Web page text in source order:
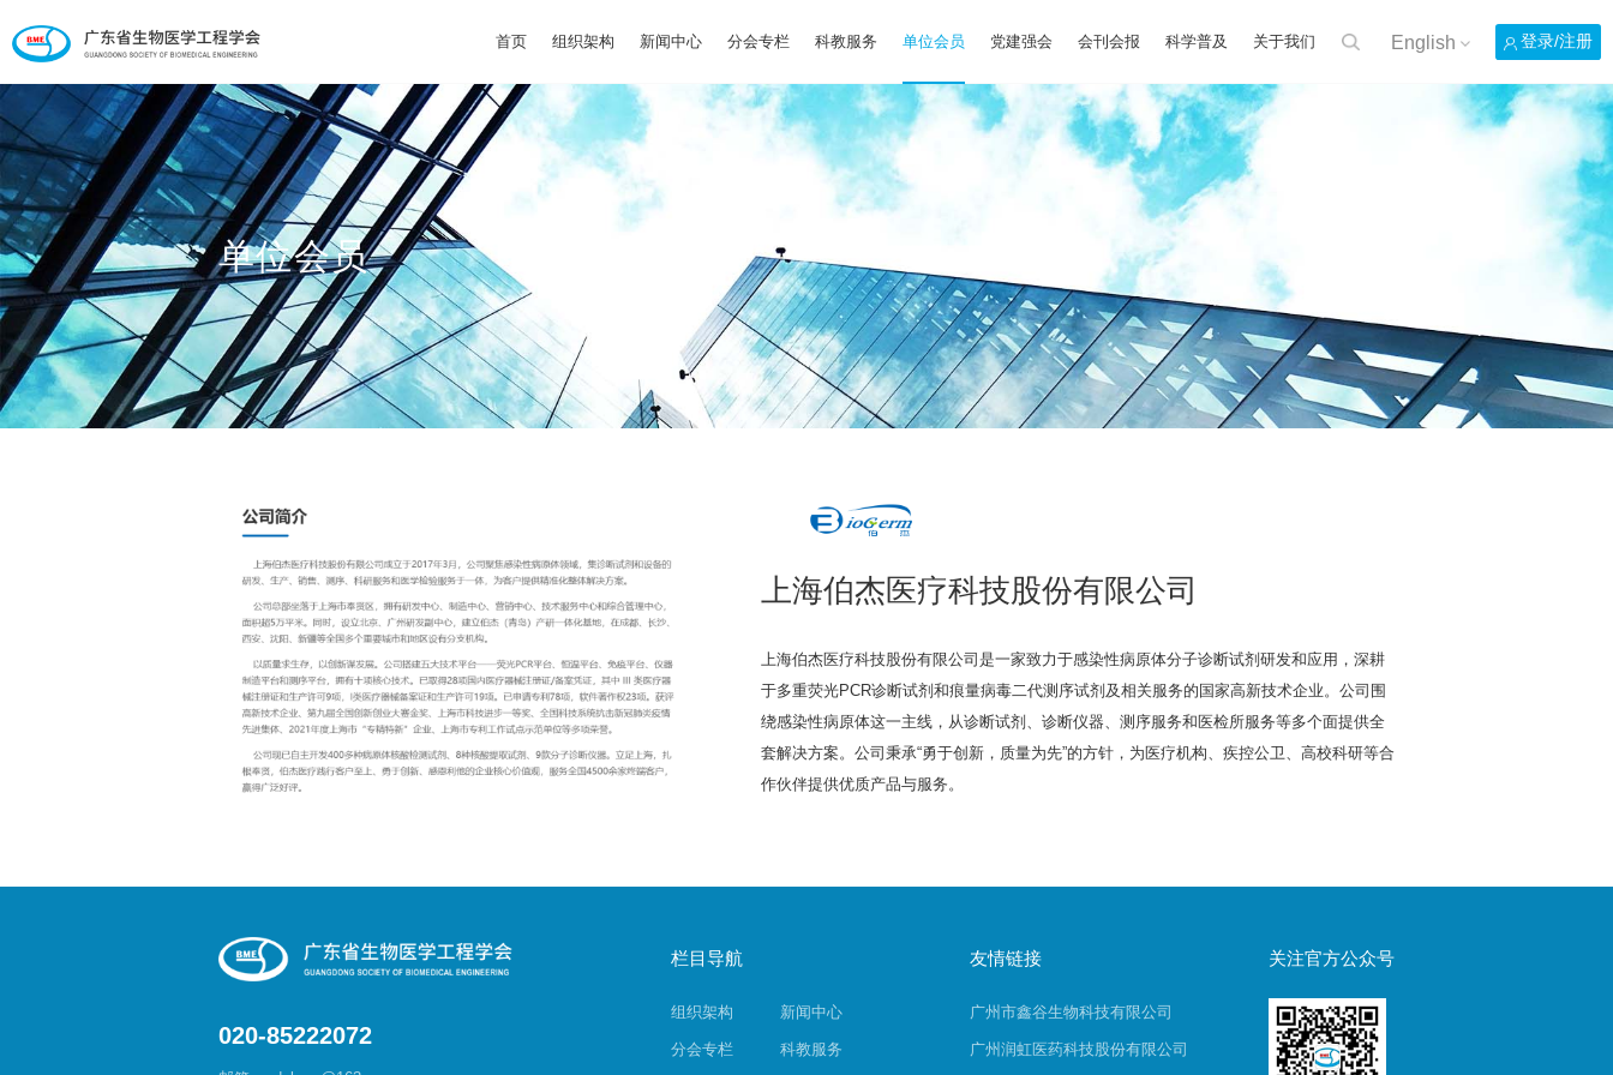
首页 组织架构 新闻中心 分会专栏 科教服务 单位会员 党建强会 会刊会报 科学普及 关于我们 English 登录/注册
单位会员
上海伯杰医疗科技股份有限公司
上海伯杰医疗科技股份有限公司是一家致力于感染性病原体分子诊断试剂研发和应用，深耕
于多重荧光PCR诊断试剂和痕量病毒二代测序试剂及相关服务的国家高新技术企业。公司围
绕感染性病原体这一主线，从诊断试剂、诊断仪器、测序服务和医检所服务等多个面提供全
套解决方案。公司秉承“勇于创新，质量为先”的方针，为医疗机构、疾控公卫、高校科研等合
作伙伴提供优质产品与服务。
020-85222072
栏目导航
组织架构 新闻中心
分会专栏 科教服务
友情链接
广州市鑫谷生物科技有限公司
广州润虹医药科技股份有限公司
关注官方公众号